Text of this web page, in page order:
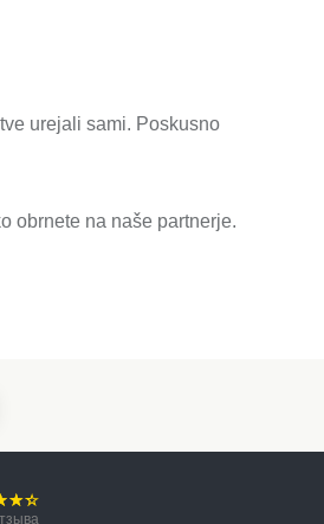
urejali sami. Poskusno
obrnete na naše partnerje.